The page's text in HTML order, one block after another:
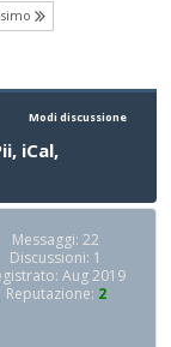
Modi discussione
iCal,
Messaggi: 22
Discussioni: 1
Aug 2019
Reputazione: 2